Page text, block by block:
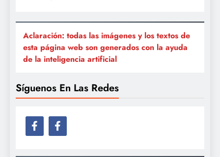
Aclaración: todas las imágenes y los textos de
esta página web son generados con la ayuda
de la inteligencia artificial
Síguenos En Las Redes